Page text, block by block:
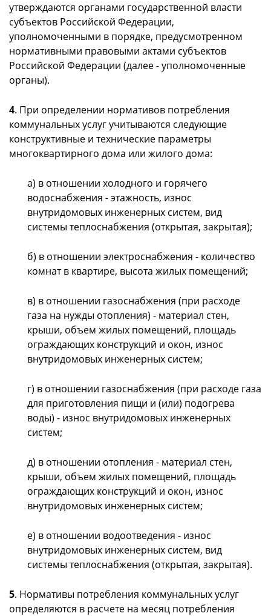
утверждаются органами государственной власти
субъектов Российской Федерации,
уполномоченными в порядке, предусмотренном
нормативными правовыми актами субъектов
Российской Федерации (далее - уполномоченные
органы).
4. При определении нормативов потребления
коммунальных услуг учитываются следующие
конструктивные и технические параметры
многоквартирного дома или жилого дома:
а) в отношении холодного и горячего
водоснабжения - этажность, износ
внутридомовых инженерных систем, вид
системы теплоснабжения (открытая, закрытая);
б) в отношении электроснабжения - количество
комнат в квартире, высота жилых помещений;
в) в отношении газоснабжения (при расходе
газа на нужды отопления) - материал стен,
крыши, объем жилых помещений, площадь
ограждающих конструкций и окон, износ
внутридомовых инженерных систем;
г) в отношении газоснабжения (при расходе газа
для приготовления пищи и (или) подогрева
воды) - износ внутридомовых инженерных
систем;
д) в отношении отопления - материал стен,
крыши, объем жилых помещений, площадь
ограждающих конструкций и окон, износ
внутридомовых инженерных систем;
е) в отношении водоотведения - износ
внутридомовых инженерных систем, вид
системы теплоснабжения (открытая, закрытая).
5. Нормативы потребления коммунальных услуг
определяются в расчете на месяц потребления